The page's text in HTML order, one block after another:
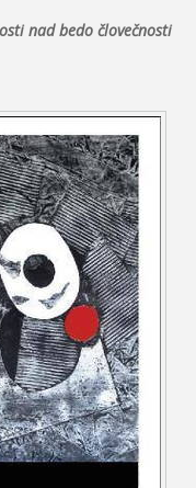
nad bedo človečnosti